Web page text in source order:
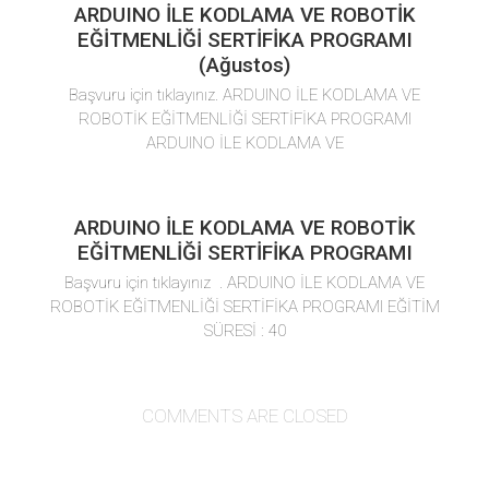
ARDUINO İLE KODLAMA VE ROBOTİK
EĞİTMENLİĞİ SERTİFİKA PROGRAMI
(Ağustos)
Başvuru için tıklayınız. ARDUINO İLE KODLAMA VE
ROBOTİK EĞİTMENLİĞİ SERTİFİKA PROGRAMI
ARDUINO İLE KODLAMA VE
ARDUINO İLE KODLAMA VE ROBOTİK
EĞİTMENLİĞİ SERTİFİKA PROGRAMI
Başvuru için tıklayınız . ARDUINO İLE KODLAMA VE
ROBOTİK EĞİTMENLİĞİ SERTİFİKA PROGRAMI EĞİTİM
SÜRESİ : 40
COMMENTS ARE CLOSED